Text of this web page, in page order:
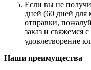
Если вы не
дней (60 дней для
отправки,
заказ и свяжемся
удовлетворение
Наши преимущества